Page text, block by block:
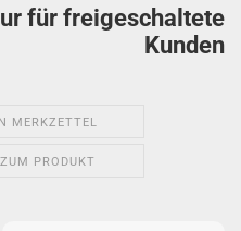
für freigeschaltete
Kunden
MERKZETTEL
PRODUKT